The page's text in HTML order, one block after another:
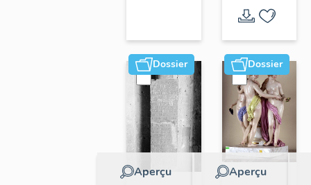
Dossier
Aperçu
Dossier
Aperçu